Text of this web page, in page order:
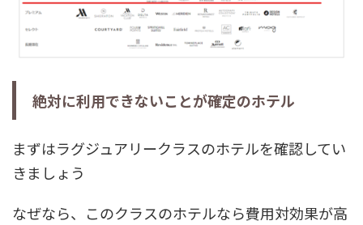
絶対に利用できないことが確定のホテル
まずはラグジュアリークラスのホテルを確認してい
きましょう
なぜなら、このクラスのホテルなら費用対効果が高